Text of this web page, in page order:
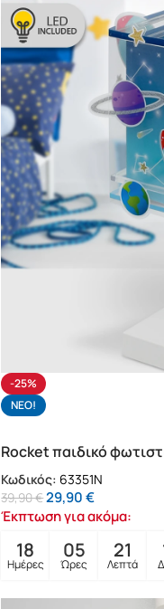
-25%
NΕΟ!
Rocket παιδικό
Κωδικός: 63351N
39,90€29,90€
Έκπτωση για ακόμα:
18
Ημέρες
05
Ώρες
21
Λεπτά